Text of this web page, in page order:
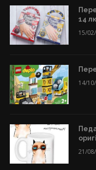
14
15/
14/
21/